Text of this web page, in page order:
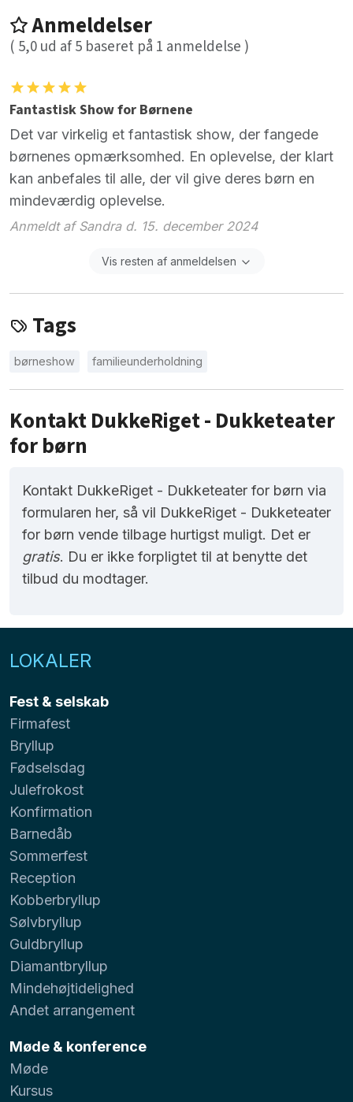
Anmeldelser
( 5,0ud af5 baseret på 1 anmeldelse )
Fantastisk Show for Børnene
Det var virkelig et fantastisk show, der fangede
børnenes opmærksomhed. En oplevelse, der klart
kan anbefales til alle, der vil give deres børn en
mindeværdig oplevelse.
Anmeldt af Sandra d. 15. december 2024
Vis resten af anmeldelsen
Tags
børneshow familieunderholdning
Kontakt DukkeRiget - Dukketeater
for børn
Kontakt DukkeRiget - Dukketeater for børn via
formularen her, så vil DukkeRiget - Dukketeater
for børn vende tilbage hurtigst muligt. Det er
gratis. Du er ikke forpligtet til at benytte det
tilbud du modtager.
LOKALER
Fest & selskab
Firmafest
Bryllup
Fødselsdag
Julefrokost
Konfirmation
Barnedåb
Sommerfest
Reception
Kobberbryllup
Sølvbryllup
Guldbryllup
Diamantbryllup
Mindehøjtidelighed
Andet arrangement
Møde & konference
Møde
Kursus